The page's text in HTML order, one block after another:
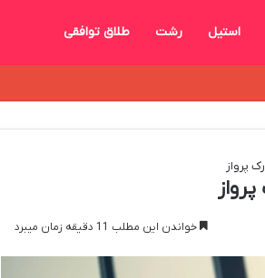
استیل رشت طلاق توافقی
خواندن این مطلب 11 دقیقه زمان میبرد